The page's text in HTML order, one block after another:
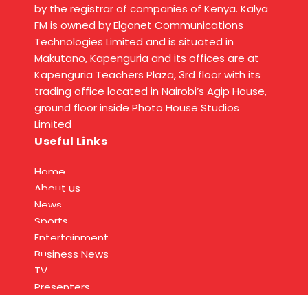
by the registrar of companies of Kenya. Kalya
FM is owned by Elgonet Communications
Technologies Limited and is situated in
Makutano, Kapenguria and its offices are at
Kapenguria Teachers Plaza, 3rd floor with its
trading office located in Nairobi’s Agip House,
ground floor inside Photo House Studios
Limited
Useful Links
Home
About us
News
Sports
Entertainment
Business News
TV
Presenters